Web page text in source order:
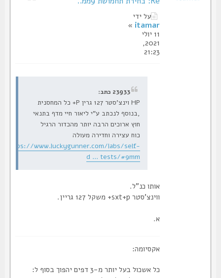
על ידי
itamar
»
11 יולי
2021,
21:23
23933 כתב:
HP וינצ'סטר 127 גרין P+ כל המחסנית
,בנוסף לנכתב ע"י ליאור חיי מדף בתנאי
חוץ ארוכים הרבה יותר מהכדור הרגיל
כוח עצירה וחדירה מעולה
https://www.luckygunner.com/labs/self-
d ... tests/#9mm
אותו כנ"ל.
ווינצ'סטר sxt+p+ משקל 127 גריין.
אקסיומה:
כל אשכול בעל יותר מ-3 דפים יהפוך בסוף ל: